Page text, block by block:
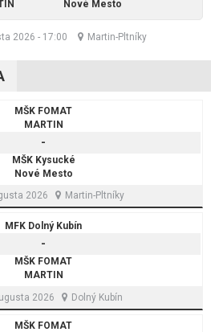
Nové Mesto
2026 - 17:00 Martin-Pltníky
MŠK FOMAT
MARTIN
-
MŠK Kysucké
Nové Mesto
2026
Martin-Pltníky
MFK Dolný Kubín
-
MŠK FOMAT
MARTIN
2026
Dolný Kubín
MŠK FOMAT